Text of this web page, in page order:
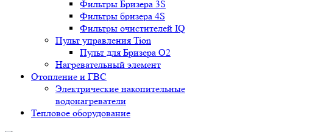
Фильтры Бризера 3S
Фильтры бризера 4S
Фильтры очистителей IQ
Пульт управления Tion
Пульт для Бризера O2
Нагревательный элемент
Отопление и ГВС
Электрические накопительные
водонагреватели
Тепловое оборудование